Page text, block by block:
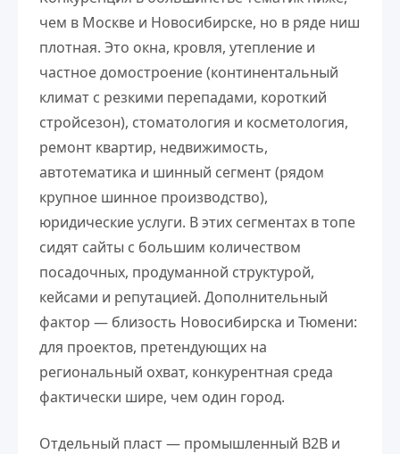
чем в Москве и Новосибирске, но в ряде ниш
плотная. Это окна, кровля, утепление и
частное домостроение (континентальный
климат с резкими перепадами, короткий
стройсезон), стоматология и косметология,
ремонт квартир, недвижимость,
автотематика и шинный сегмент (рядом
крупное шинное производство),
юридические услуги. В этих сегментах в топе
сидят сайты с большим количеством
посадочных, продуманной структурой,
кейсами и репутацией. Дополнительный
фактор — близость Новосибирска и Тюмени:
для проектов, претендующих на
региональный охват, конкурентная среда
фактически шире, чем один город.
Отдельный пласт — промышленный B2B и